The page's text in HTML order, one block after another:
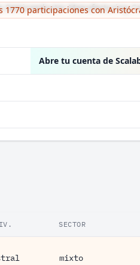
Semiconductor Manufacturing
1770 participaciones con
Abre tu cuenta de
SECTOR
mixto